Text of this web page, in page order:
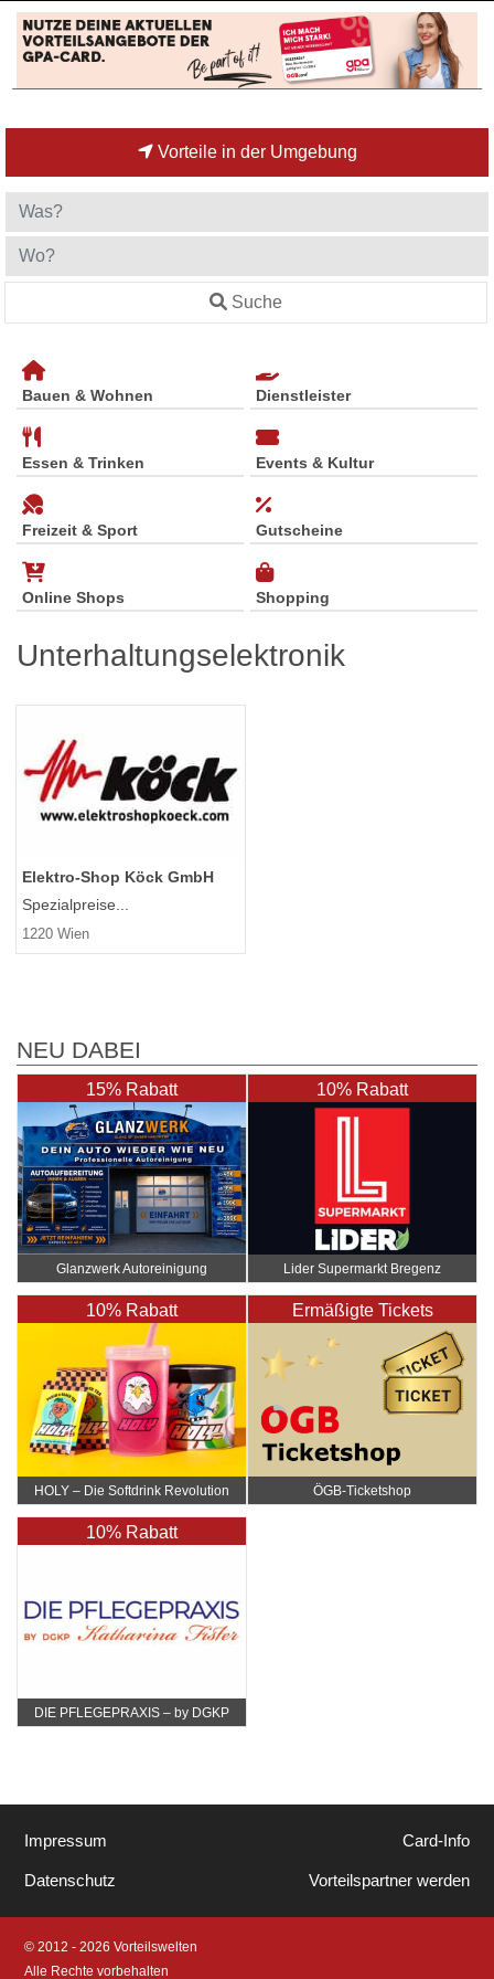
Vorteile in der Umgebung
Suche
Bauen & Wohnen Dienstleister
Essen & Trinken Events & Kultur
Freizeit & Sport Gutscheine
Online Shops Shopping
Unterhaltungselektronik
Elektro-Shop Köck GmbH
Spezialpreise...
1220 Wien
NEU DABEI
15% Rabatt
Glanzwerk Autoreinigung
10% Rabatt
Lider Supermarkt Bregenz
10% Rabatt
HOLY – Die Softdrink Revolution
Ermäßigte Tickets
ÖGB-Ticketshop
10% Rabatt
DIE PFLEGEPRAXIS – by DGKP
Impressum
Datenschutz
Card-Info
Vorteilspartner werden
© 2012 - 2026 Vorteilswelten
Alle Rechte vorbehalten